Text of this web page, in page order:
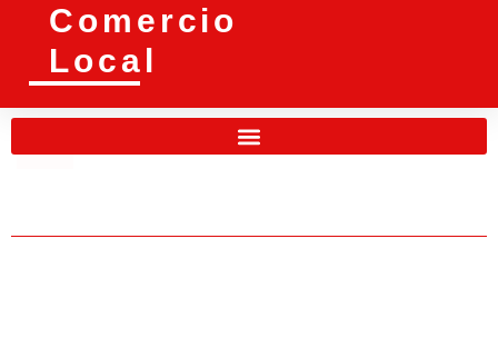
Comercio
Local